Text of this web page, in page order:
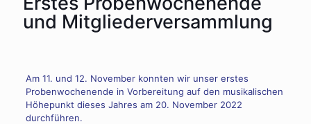
und Mitgliederversammlung
Am 11. und 12. November konnten wir unser erstes
Probenwochenende in Vorbereitung auf den musikalischen
Höhepunkt dieses Jahres am 20. November 2022
durchführen.